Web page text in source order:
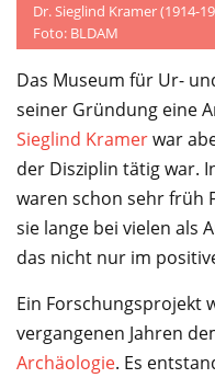
Dr. Sieglind Kramer (1914-
Foto: BLDAM
Das Museum für Ur-
seiner Gründung eine
Sieglind Kramerwar
der Disziplin tätig war.
waren schon sehr früh
sie lange bei vielen als
das nicht nur im
Ein Forschungsprojekt
vergangenen Jahren
Archäologie. Es